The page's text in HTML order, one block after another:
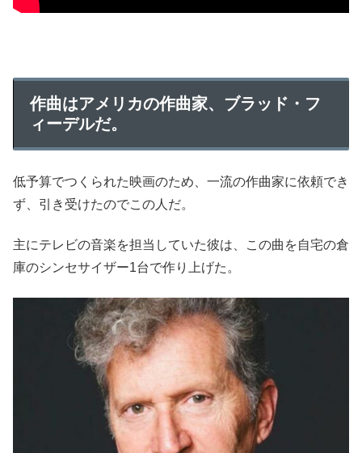
作曲はアメリカの作曲家、ブラッド・フ
ィーデルだ。
低予算でつくられた映画のため、一流の作曲家に依頼でき
ず、引き受けたのでこの人だ。
主にテレビの音楽を担当していた彼は、この曲を自宅の倉
庫のシンセサイザー1台で作り上げた。